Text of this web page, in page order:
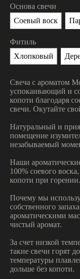
Основа свечи
Соевый воск
Фитиль
Хлопковый
Свеча с ароматом
успокаивающий и
копоти благодаря
свечи. Окутайте
Натуральный и
помещение
незабываемый
Наши
100% соевого
копоти при горении.
Почему мы
собственного
ароматическими
чистый аромат.
За счет низкой
такие свечи горят
температуры
дольше без копоти.